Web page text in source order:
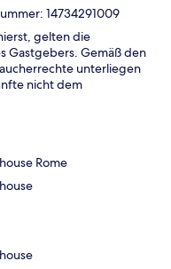
14734291009
gelten die
Gastgebers. Gemäß den
unterliegen
nicht dem
Rome